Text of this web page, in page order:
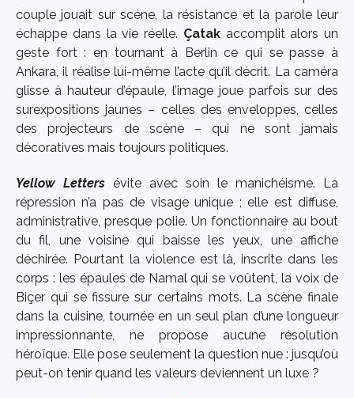
couple jouait sur scène, la résistance et la parole leur
échappe dans la vie réelle. Çatakaccomplit alors un
geste fort : en tournant à Berlin ce qui se passe à
Ankara, il réalise lui-même l’acte qu’il décrit. La caméra
glisse à hauteur d’épaule, l’image joue parfois sur des
surexpositions jaunes – celles des enveloppes, celles
des projecteurs de scène – qui ne sont jamais
décoratives mais toujours politiques.
Yellow Letters évite avec soin le manichéisme. La
répression n’a pas de visage unique ; elle est diffuse,
administrative, presque polie. Un fonctionnaire au bout
du fil, une voisine qui baisse les yeux, une affiche
déchirée. Pourtant la violence est là, inscrite dans les
corps : les épaules de Namal qui se voûtent, la voix de
Biçer qui se fissure sur certains mots. La scène finale
dans la cuisine, tournée en un seul plan d’une longueur
impressionnante, ne propose aucune résolution
héroïque. Elle pose seulement la question nue : jusqu’où
peut-on tenir quand les valeurs deviennent un luxe ?